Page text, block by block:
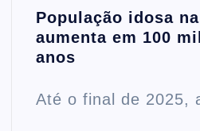
População idosa
aumenta em 100
anos
Até o final de 2025,